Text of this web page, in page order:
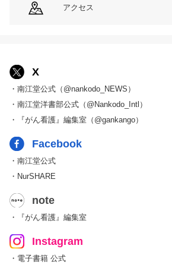
アクセス
X
・南江堂公式（@nankodo_NEWS）
・南江堂洋書部公式（@Nankodo_Intl）
・『がん看護』編集室（@gankango）
Facebook
・南江堂公式
・NurSHARE
note
・『がん看護』編集室
Instagram
・電子書籍 公式